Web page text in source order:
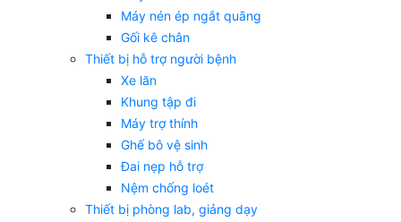
Máy nén ép ngắt quãng
Gối kê chân
Thiết bị hỗ trợ người bệnh
Xe lăn
Khung tập đi
Máy trợ thính
Ghế bô vệ sinh
Đai nẹp hỗ trợ
Nệm chống loét
Thiết bị phòng lab, giảng dạy